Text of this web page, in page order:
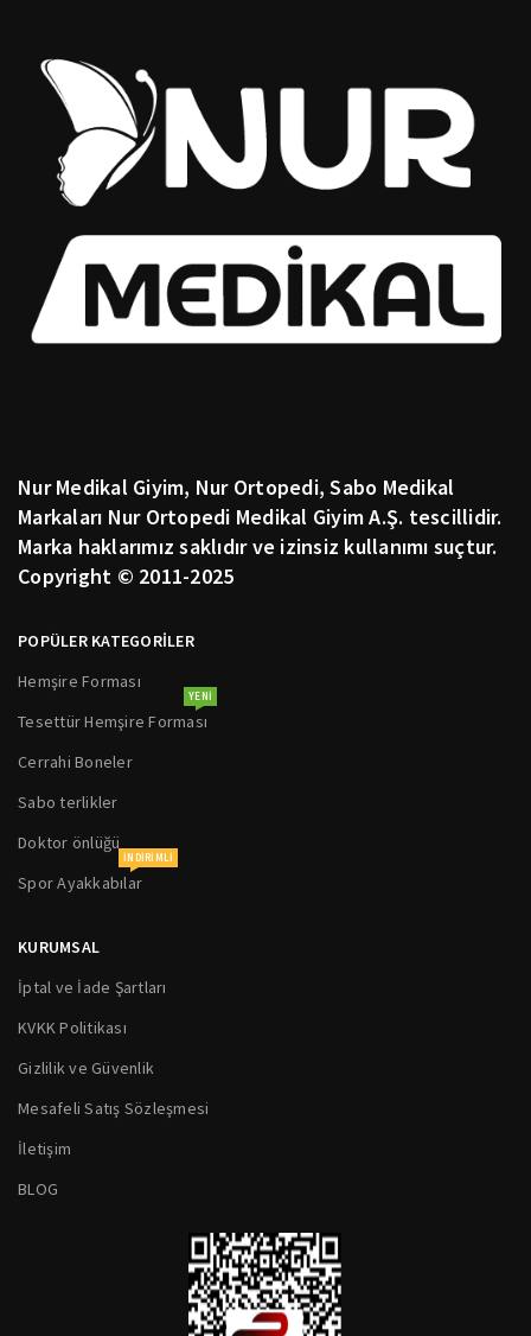
Nur Medikal Giyim, Nur Ortopedi, Sabo Medikal
Markaları Nur Ortopedi Medikal Giyim A.Ş. tescillidir.
Marka haklarımız saklıdır ve izinsiz kullanımı suçtur.
Copyright © 2011-2025
POPÜLER KATEGORİLER
Hemşire Forması
Tesettür Hemşire Forması
YENI
Cerrahi Boneler
Sabo terlikler
Doktor önlüğü
Spor Ayakkabılar
INDIRIMLI
KURUMSAL
İptal ve İade Şartları
KVKK Politikası
Gizlilik ve Güvenlik
Mesafeli Satış Sözleşmesi
İletişim
BLOG